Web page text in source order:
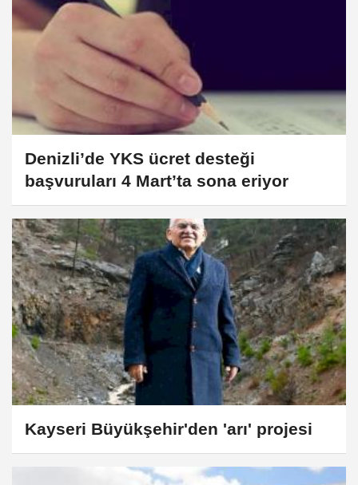
Denizli’de YKS ücret desteği
başvuruları 4 Mart’ta sona eriyor
Kayseri Büyükşehir'den 'arı' projesi